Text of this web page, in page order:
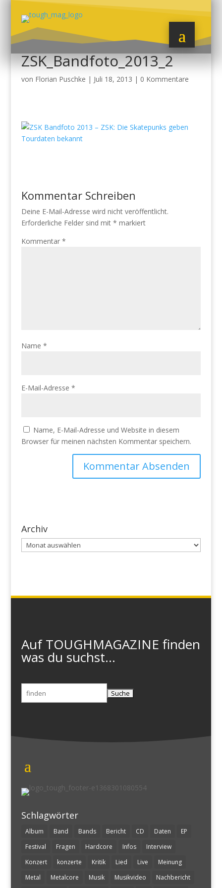
ZSK_Bandfoto_2013_2
von Florian Puschke | Juli 18, 2013 | 0 Kommentare
Kommentar Schreiben
Deine E-Mail-Adresse wird nicht veröffentlicht.
Erforderliche Felder sind mit * markiert
Kommentar *
Name *
E-Mail-Adresse *
Name, E-Mail-Adresse und Website in diesem
Browser für meinen nächsten Kommentar speichern.
Archiv
Archiv
Auf TOUGHMAGAZINE finden
was du suchst...
Suchen
nach:
Schlagwörter
Album Band Bands Bericht CD Daten
EP
Festival
Fragen Hardcore Infos
Interview
Konzert
konzerte Kritik Lied Live
Meinung
Metal
Metalcore Musik Musikvideo Nachbericht